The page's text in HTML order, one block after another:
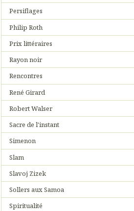
Persiflages
Philip Roth
Prix littéraires
Rayon noir
Rencontres
René Girard
Robert Walser
Sacre de l'instant
Simenon
Slam
Slavoj Zizek
Sollers aux Samoa
Spiritualité